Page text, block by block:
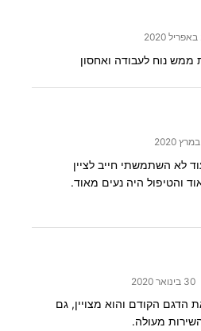
לא השתמשתי חייב לציין
והטיפול היה נעים מאוד.
30 בינואר 2020
הדגם הקודם והוא מצויין, גם
מעולה.